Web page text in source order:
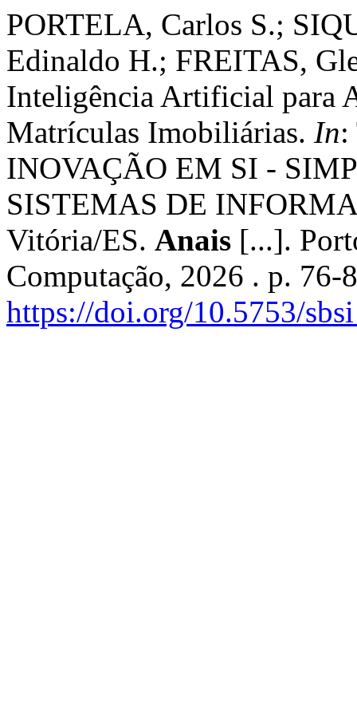
PORTELA, Carlos S.;
Edinaldo H.; FREITAS,
Inteligência Artificial para
Matrículas Imobiliárias. In
INOVAÇÃO EM SI -
SISTEMAS DE
Vitória/ES. Anais [...].
Computação, 2026 . p.
https://doi.org/10.5753/